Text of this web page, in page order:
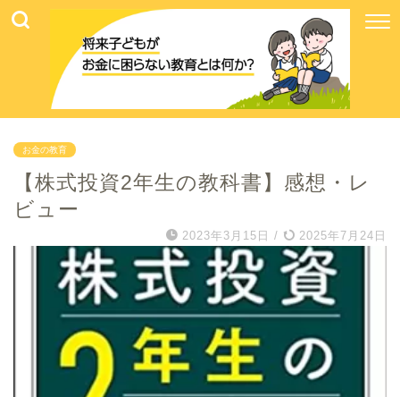
お金の教育
【株式投資2年生の教科書】感想・レ
ビュー
2023年3月15日 / 2025年7月24日